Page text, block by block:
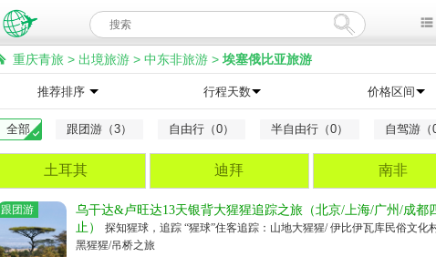
重庆青旅 > 出境旅游 > 中东非旅游 > 埃塞俄比亚旅游
推荐排序 行程天数 价格区间
全部 跟团游（3） 自由行（0） 半自由行（0） 自驾游（0
土耳其 迪拜 南非
跟团游
乌干达&卢旺达13天银背大猩猩追踪之旅（北京/上海/广州/成都
止）
探知猩球，追踪 “猩球”住客追踪：山地大猩猩/ 伊比伊瓦库民俗文化
黑猩猩/吊桥之旅